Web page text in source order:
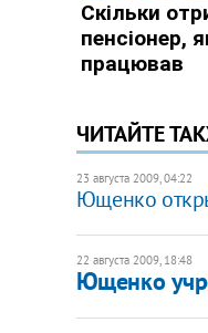
ЧИТАЙТЕ
23 августа 2009, 04:22
Ющенко
22 августа 2009, 18:48
Ющенко